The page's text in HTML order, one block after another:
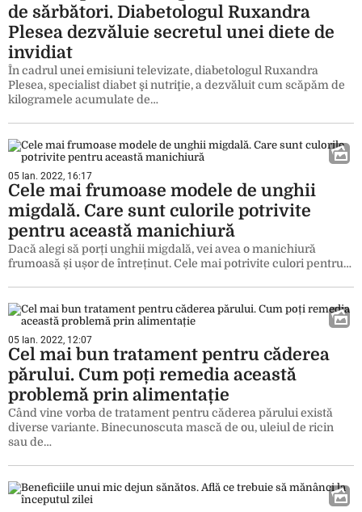
de sărbători. Diabetologul Ruxandra
Plesea dezvăluie secretul unei diete de
invidiat
În cadrul unei emisiuni televizate, diabetologul Ruxandra
Plesea, specialist diabet şi nutriţie, a dezvăluit cum scăpăm de
kilogramele acumulate de…
05 Ian. 2022, 16:17
Cele mai frumoase modele de unghii
migdală. Care sunt culorile potrivite
pentru această manichiură
Dacă alegi să porți unghii migdală, vei avea o manichiură
frumoasă și ușor de întreținut. Cele mai potrivite culori pentru…
05 Ian. 2022, 12:07
Cel mai bun tratament pentru căderea
părului. Cum poți remedia această
problemă prin alimentație
Când vine vorba de tratament pentru căderea părului există
diverse variante. Binecunoscuta mască de ou, uleiul de ricin
sau de…